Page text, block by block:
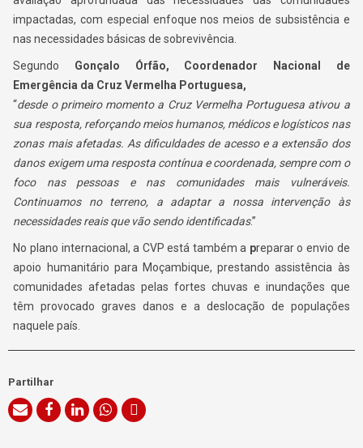
impactadas, com especial enfoque nos meios de subsistência e
nas necessidades básicas de sobrevivência.
Segundo Gonçalo Órfão, Coordenador Nacional de
Emergência da Cruz Vermelha Portuguesa,
“desde o primeiro momento a Cruz Vermelha Portuguesa ativou a
sua resposta, reforçando meios humanos, médicos e logísticos nas
zonas mais afetadas. As dificuldades de acesso e a extensão dos
danos exigem uma resposta contínua e coordenada, sempre com o
foco nas pessoas e nas comunidades mais vulneráveis.
Continuamos no terreno, a adaptar a nossa intervenção às
necessidades reais que vão sendo identificadas.”
No plano internacional, a CVP está também a preparar o envio de
apoio humanitário para Moçambique, prestando assistência às
comunidades afetadas pelas fortes chuvas e inundações que
têm provocado graves danos e a deslocação de populações
naquele país.
Partilhar